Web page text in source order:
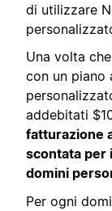
di utilizzare
Una volta
con un piano
addebitati
fatturazione
scontata per
domini
Per ogni